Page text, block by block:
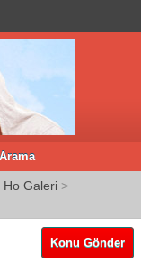
Arama
Ho Galeri >
Konu Gönder